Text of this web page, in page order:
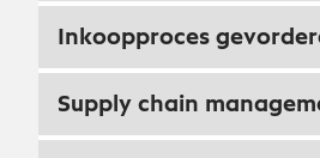
Inkoopproces
Supply chain